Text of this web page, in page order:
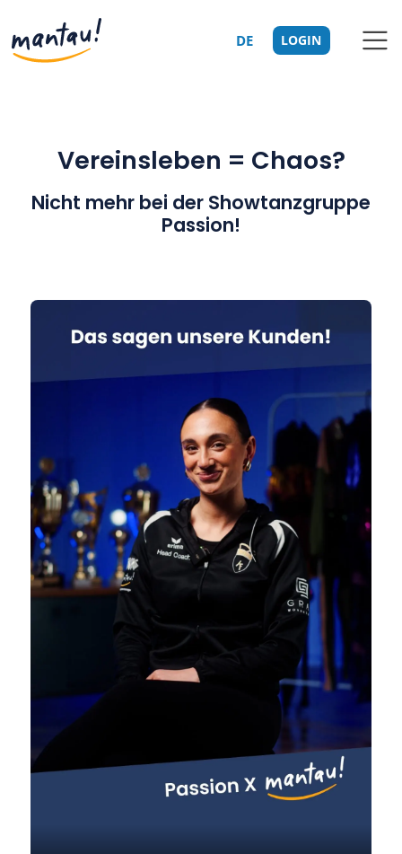
DE LOGIN
Vereinsleben = Chaos?
Nicht mehr bei der Showtanzgruppe
Passion!